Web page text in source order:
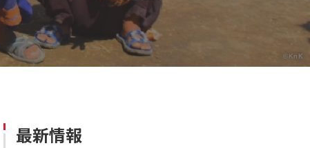
©KnK
最新情報